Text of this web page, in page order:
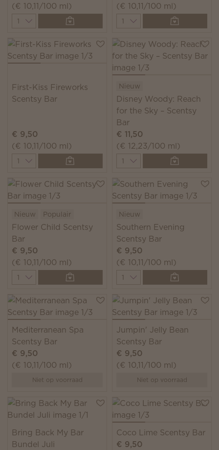
(€ 10,11/100 ml)
Quantity
(€ 10,11/100 ml)
Quantity
First-Kiss Fireworks
Scentsy Bar
€ 9,50
(€ 10,11/100 ml)
Quantity
Nieuw
Disney Woody: Reach
for the Sky – Scentsy
Bar
€ 11,50
(€ 12,23/100 ml)
Quantity
Nieuw Populair
Flower Child Scentsy
Bar
€ 9,50
(€ 10,11/100 ml)
Quantity
Nieuw
Southern Evening
Scentsy Bar
€ 9,50
(€ 10,11/100 ml)
Quantity
Mediterranean Spa
Scentsy Bar
€ 9,50
(€ 10,11/100 ml)
Niet op voorraad
Jumpin' Jelly Bean
Scentsy Bar
€ 9,50
(€ 10,11/100 ml)
Niet op voorraad
Bring Back My Bar
Bundel Juli
Coco Lime Scentsy Bar
€ 9,50